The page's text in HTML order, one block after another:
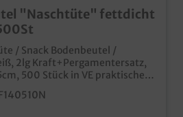
"Naschtüte" fettdicht
/ Snack Bodenbeutel /
2lg Kraft+Pergamentersatz,
Stück in VE praktische
und fettdicht